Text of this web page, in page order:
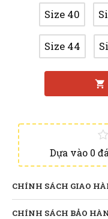
Dựa vào 0
Size 40
Size 44
CHÍNH SÁCH GIAO
CHÍNH SÁCH BẢO